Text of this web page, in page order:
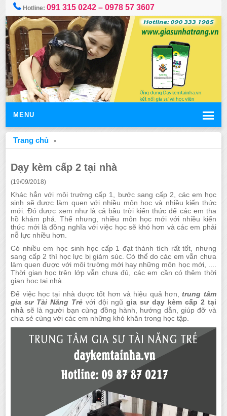
Hotline:091 315 0242 – 0978 57 3607
MENU
Trang chủ
Dạy kèm cấp 2 tại nhà
(19/09/2018)
Khác hẳn với môi trường cấp 1, bước sang cấp 2, các em học
sinh sẽ được làm quen với nhiều môn học và nhiều kiến thức
mới. Đó được xem như là cả bầu trời kiến thức để các em tha
hồ khám phá. Thế nhưng, nhiều môn học mới với nhiều kiến
thức mới là đồng nghĩa với việc học sẽ khó hơn và các em phải
nỗ lực nhiều hơn.
Có nhiều em học sinh học cấp 1 đạt thành tích rất tốt, nhưng
sang cấp 2 thì học lực bị giảm súc. Có thể do các em vẫn chưa
làm quen được với môi trường mới hay những môn học mới, ....
Thời gian học trên lớp vẫn chưa đủ, các em cần có thêm thời
gian học tại nhà.
Để việc học tại nhà được tốt hơn và hiệu quả hơn,trung tâm
gia sư Tài Năng Trẻ với đội ngũ gia sư dạy kèm cấp 2 tại
nhà sẽ là người bạn cùng đồng hành, hướng dẫn, giúp đỡ và
chia sẻ cùng với các em những khó khăn trong học tập.